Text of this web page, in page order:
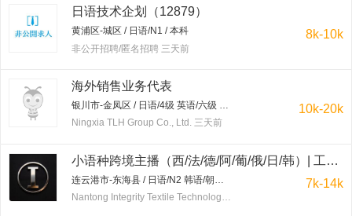
日语技术企划（12879）
黄浦区-城区 / 日语/N1 / 本科
非公开招聘/匿名招聘 三天前
8k-10k
海外销售业务代表
银川市-金凤区 / 日语/4级 英语/六级 日语优先 / 本科
Ningxia TLH Group Co., Ltd. 三天前
10k-20k
小语种跨境主播（西/法/德/阿/葡/俄/日/韩）| 工作地点：连云港东海水晶城 | 保底7-20K+提成+免费培训
连云港市-东海县 / 日语/N2 韩语/朝鲜语 / 不限
Nantong Integrity Textile Technology Co.,Ltd 三天前
7k-14k